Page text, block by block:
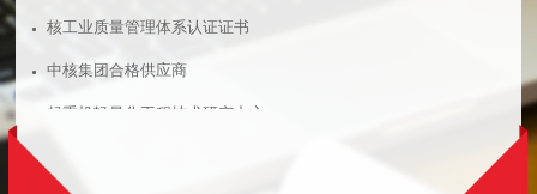
营业执照